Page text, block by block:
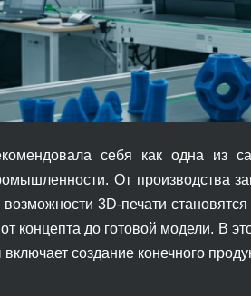
себя как одна из
От производства
3D-печати
концепта до готовой модели. В
создание конечного